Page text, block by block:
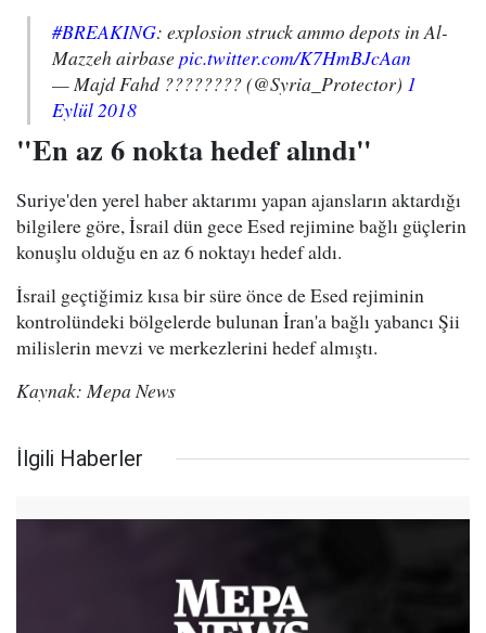
#BREAKING: explosion struck ammo depots in Al-
Mazzeh airbasepic.twitter.com/K7HmBJcAan
— Majd Fahd ???????? (@Syria_Protector) 1
Eylül 2018
"En az 6 nokta hedef alındı"
Suriye'den yerel haber aktarımı yapan ajansların aktardığı
bilgilere göre, İsrail dün gece Esed rejimine bağlı güçlerin
konuşlu olduğu en az 6 noktayı hedef aldı.
İsrail geçtiğimiz kısa bir süre önce de Esed rejiminin
kontrolündeki bölgelerde bulunan İran'a bağlı yabancı Şii
milislerin mevzi ve merkezlerini hedef almıştı.
Kaynak: Mepa News
İlgili Haberler